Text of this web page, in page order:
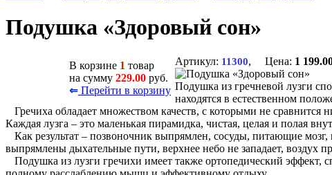
Подушка «Здоровый сон»
В корзине 1 товар
на сумму 229.00 руб.
⇐ Перейти в корзину
Артикул: 11300, Цена: 1
Подушка из гречневой лузги
находятся в естественном
Гречиха обладает множеством качеств, с которыми не сравнится
Каждая лузга – это маленькая пирамидка, чистая, целая и полая
Как результат – позвоночник выпрямлен, сосуды, питающие
выпрямлены дыхательные пути, верхнее небо не западает, воздух
Подушка из лузги гречихи имеет также ортопедический эффект,